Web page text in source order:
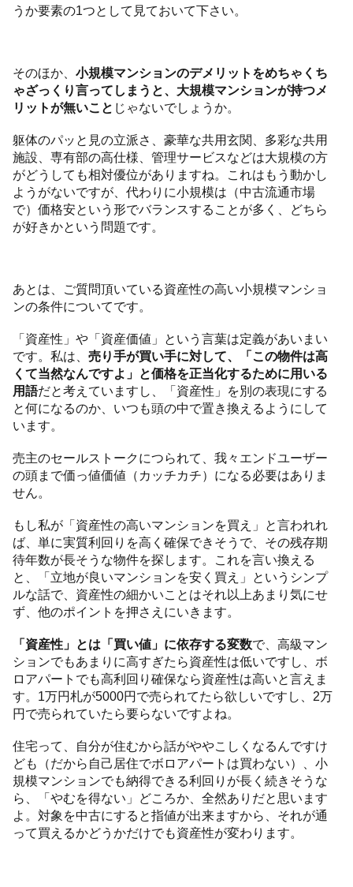
うか要素の1つとして見ておいて下さい。
そのほか、小規模マンションのデメリットをめちゃくち
ゃざっくり言ってしまうと、大規模マンションが持つメ
リットが無いこと じゃないでしょうか。
躯体のパッと見の立派さ、豪華な共用玄関、多彩な共用
施設、専有部の高仕様、管理サービスなどは大規模の方
がどうしても相対優位がありますね。これはもう動かし
ようがないですが、代わりに小規模は（中古流通市場
で）価格安という形でバランスすることが多く、どちら
が好きかという問題です。
あとは、ご質問頂いている資産性の高い小規模マンショ
ンの条件についてです。
「資産性」や「資産価値」という言葉は定義があいまい
です。私は、売り手が買い手に対して、「この物件は高
くて当然なんですよ」と価格を正当化するために用いる
用語だと考えていますし、「資産性」を別の表現にする
と何になるのか、いつも頭の中で置き換えるようにして
います。
売主のセールストークにつられて、我々エンドユーザー
の頭まで価っ値価値（カッチカチ）になる必要はありま
せん。
もし私が「資産性の高いマンションを買え」と言われれ
ば、単に実質利回りを高く確保できそうで、その残存期
待年数が長そうな物件を探します。これを言い換える
と、「立地が良いマンションを安く買え」というシンプ
ルな話で、資産性の細かいことはそれ以上あまり気にせ
ず、他のポイントを押さえにいきます。
「資産性」とは「買い値」に依存する変数で、高級マン
ションでもあまりに高すぎたら資産性は低いですし、ボ
ロアパートでも高利回り確保なら資産性は高いと言えま
す。1万円札が5000円で売られてたら欲しいですし、2万
円で売られていたら要らないですよね。
住宅って、自分が住むから話がややこしくなるんですけ
ども（だから自己居住でボロアパートは買わない）、小
規模マンションでも納得できる利回りが長く続きそうな
ら、「やむを得ない」どころか、全然ありだと思います
よ。対象を中古にすると指値が出来ますから、それが通
って買えるかどうかだけでも資産性が変わります。